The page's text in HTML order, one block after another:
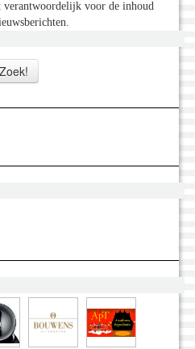
verantwoordelijk voor de inhoud